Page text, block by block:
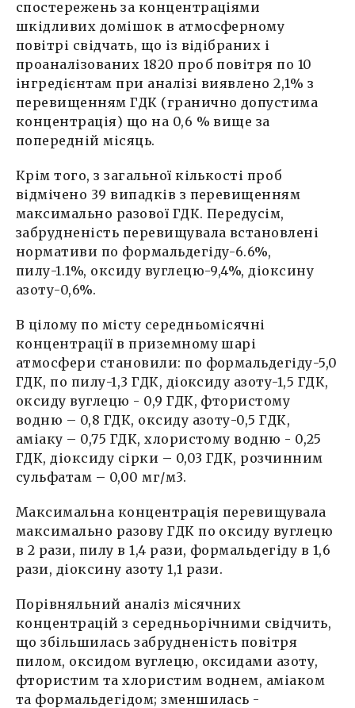
спостережень за концентраціями
шкідливих домішок в атмосферному
повітрі свідчать, що із відібраних і
проаналізованих 1820 проб повітря по 10
інгредієнтам при аналізі виявлено 2,1% з
перевищенням ГДК (гранично допустима
концентрація) що на 0,6 % вище за
попередній місяць.
Крім того, з загальної кількості проб
відмічено 39 випадків з перевищенням
максимально разової ГДК. Передусім,
забрудненість перевищувала встановлені
нормативи по формальдегіду-6.6%,
пилу-1.1%, оксиду вуглецю-9,4%, діоксину
азоту-0,6%.
В цілому по місту середньомісячні
концентрації в приземному шарі
атмосфери становили: по формальдегіду-5,0
ГДК, по пилу-1,3 ГДК, діоксиду азоту-1,5 ГДК,
оксиду вуглецю - 0,9 ГДК, фтористому
водню – 0,8 ГДК, оксиду азоту-0,5 ГДК,
аміаку – 0,75 ГДК, хлористому водню - 0,25
ГДК, діоксиду сірки – 0,03 ГДК, розчинним
сульфатам – 0,00 мг/м3.
Максимальна концентрація перевищувала
максимально разову ГДК по оксиду вуглецю
в 2 рази, пилу в 1,4 рази, формальдегіду в 1,6
рази, діоксину азоту 1,1 рази.
Порівняльний аналіз місячних
концентрацій з середньорічними свідчить,
що збільшилась забрудненість повітря
пилом, оксидом вуглецю, оксидами азоту,
фтористим та хлористим воднем, аміаком
та формальдегідом; зменшилась -